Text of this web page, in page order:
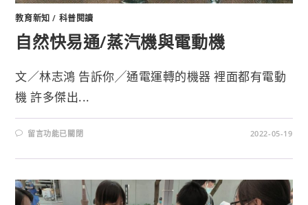
教育新知 / 科普閱讀
自然快易通/蒸汽機與電動機
文／林志鴻 告訴你╱通電運轉的機器 裡面都有電動
機 許多傑出...
留言功能已關閉 2022-05-19